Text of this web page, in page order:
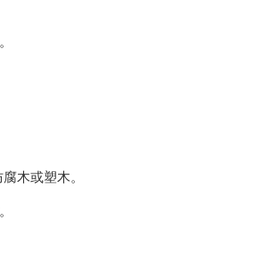
木或塑木。